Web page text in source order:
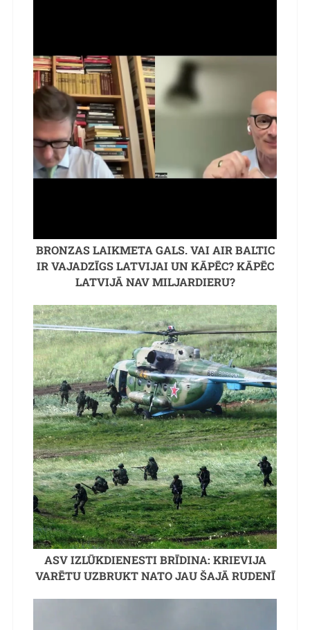
BRONZAS LAIKMETA GALS. VAI AIR BALTIC
IR VAJADZĪGS LATVIJAI UN KĀPĒC? KĀPĒC
LATVIJĀ NAV MILJARDIERU?
ASV IZLŪKDIENESTI BRĪDINA: KRIEVIJA
VARĒTU UZBRUKT NATO JAU ŠAJĀ RUDENĪ